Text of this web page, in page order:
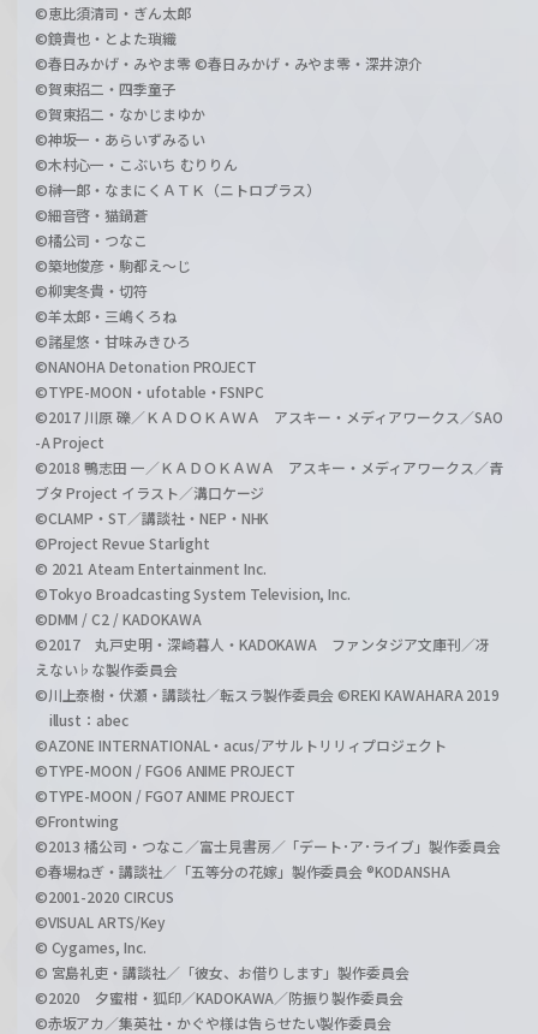
©恵比須清司・ぎん太郎
©鏡貴也・とよた瑣織
©春日みかげ・みやま零 ©春日みかげ・みやま零・深井涼介
©賀東招二・四季童子
©賀東招二・なかじまゆか
©神坂一・あらいずみるい
©木村心一・こぶいち むりりん
©榊一郎・なまにくＡＴＫ（ニトロプラス）
©細音啓・猫鍋蒼
©橘公司・つなこ
©築地俊彦・駒都え～じ
©柳実冬貴・切符
©羊太郎・三嶋くろね
©諸星悠・甘味みきひろ
©NANOHA Detonation PROJECT
©TYPE-MOON・ufotable・FSNPC
©2017 川原 礫／ＫＡＤＯＫＡＷＡ アスキー・メディアワークス／SAO
-A Project
©2018 鴨志田 一／ＫＡＤＯＫＡＷＡ アスキー・メディアワークス／青
ブタ Project イラスト／溝口ケージ
©CLAMP・ST／講談社・NEP・NHK
©Project Revue Starlight
© 2021 Ateam Entertainment Inc.
©Tokyo Broadcasting System Television, Inc.
©DMM / C2 / KADOKAWA
©2017 丸戸史明・深崎暮人・KADOKAWA ファンタジア文庫刊／冴
えない♭な製作委員会
©川上泰樹・伏瀬・講談社／転スラ製作委員会 ©REKI KAWAHARA 2019
illust：abec
©AZONE INTERNATIONAL・acus/アサルトリリィプロジェクト
©TYPE-MOON / FGO6 ANIME PROJECT
©TYPE-MOON / FGO7 ANIME PROJECT
©Frontwing
©2013 橘公司・つなこ／富士見書房／「デート･ア･ライブ」製作委員会
©春場ねぎ・講談社／「五等分の花嫁」製作委員会 ®KODANSHA
©2001-2020 CIRCUS
©VISUAL ARTS/Key
© Cygames, Inc.
© 宮島礼吏・講談社／「彼女、お借りします」製作委員会
©2020 夕蜜柑・狐印／KADOKAWA／防振り製作委員会
©赤坂アカ／集英社・かぐや様は告らせたい製作委員会